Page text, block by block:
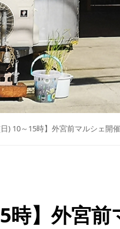
日) 10～15時】外宮前マルシェ開
時】外宮